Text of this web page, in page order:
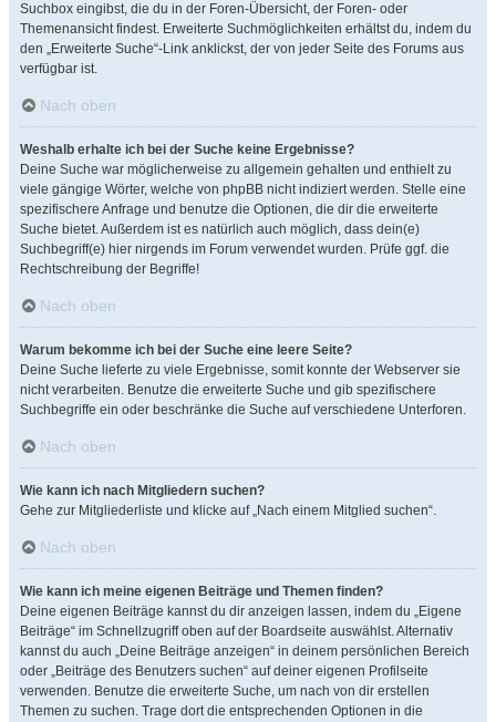
Suchbox eingibst, die du in der Foren-Übersicht, der Foren- oder
Themenansicht findest. Erweiterte Suchmöglichkeiten erhältst du, indem du
den „Erweiterte Suche“-Link anklickst, der von jeder Seite des Forums aus
verfügbar ist.
Nach oben
Weshalb erhalte ich bei der Suche keine Ergebnisse?
Deine Suche war möglicherweise zu allgemein gehalten und enthielt zu
viele gängige Wörter, welche von phpBB nicht indiziert werden. Stelle eine
spezifischere Anfrage und benutze die Optionen, die dir die erweiterte
Suche bietet. Außerdem ist es natürlich auch möglich, dass dein(e)
Suchbegriff(e) hier nirgends im Forum verwendet wurden. Prüfe ggf. die
Rechtschreibung der Begriffe!
Nach oben
Warum bekomme ich bei der Suche eine leere Seite?
Deine Suche lieferte zu viele Ergebnisse, somit konnte der Webserver sie
nicht verarbeiten. Benutze die erweiterte Suche und gib spezifischere
Suchbegriffe ein oder beschränke die Suche auf verschiedene Unterforen.
Nach oben
Wie kann ich nach Mitgliedern suchen?
Gehe zur Mitgliederliste und klicke auf „Nach einem Mitglied suchen“.
Nach oben
Wie kann ich meine eigenen Beiträge und Themen finden?
Deine eigenen Beiträge kannst du dir anzeigen lassen, indem du „Eigene
Beiträge“ im Schnellzugriff oben auf der Boardseite auswählst. Alternativ
kannst du auch „Deine Beiträge anzeigen“ in deinem persönlichen Bereich
oder „Beiträge des Benutzers suchen“ auf deiner eigenen Profilseite
verwenden. Benutze die erweiterte Suche, um nach von dir erstellen
Themen zu suchen. Trage dort die entsprechenden Optionen in die